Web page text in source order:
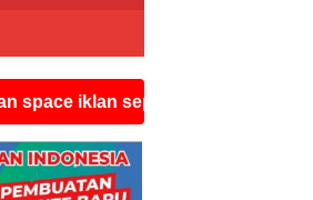
seperti ini silahkan hubungi